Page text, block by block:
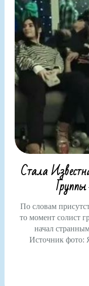
Стала
По словам
то момент солист
начал
Источник фото: